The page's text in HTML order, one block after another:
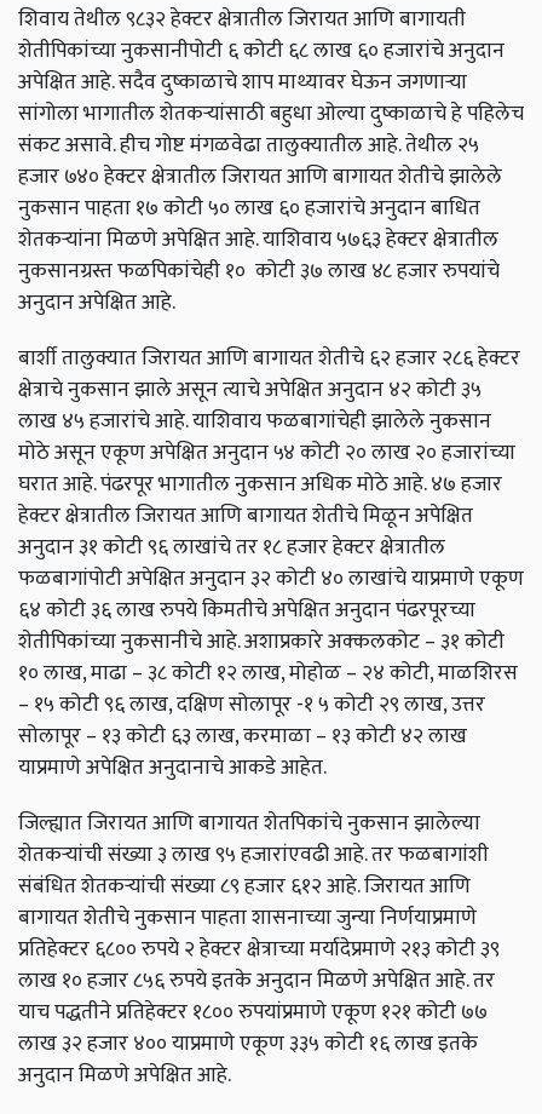
शिवाय तेथील ९८३२ हेक्टर क्षेत्रातील जिरायत आणि बागायती
शेतीपिकांच्या नुकसानीपोटी ६ कोटी ६८ लाख ६० हजारांचे अनुदान
अपेक्षित आहे. सदैव दुष्काळाचे शाप माथ्यावर घेऊन जगणाऱ्या
सांगोला भागातील शेतकऱ्यांसाठी बहुधा ओल्या दुष्काळाचे हे पहिलेच
संकट असावे. हीच गोष्ट मंगळवेढा तालुक्यातील आहे. तेथील २५
हजार ७४० हेक्टर क्षेत्रातील जिरायत आणि बागायत शेतीचे झालेले
नुकसान पाहता १७ कोटी ५० लाख ६० हजारांचे अनुदान बाधित
शेतकऱ्यांना मिळणे अपेक्षित आहे. याशिवाय ५७६३ हेक्टर क्षेत्रातील
नुकसानग्रस्त फळपिकांचेही १० कोटी ३७ लाख ४८ हजार रुपयांचे
अनुदान अपेक्षित आहे.
बार्शी तालुक्यात जिरायत आणि बागायत शेतीचे ६२ हजार २८६ हेक्टर
क्षेत्राचे नुकसान झाले असून त्याचे अपेक्षित अनुदान ४२ कोटी ३५
लाख ४५ हजारांचे आहे. याशिवाय फळबागांचेही झालेले नुकसान
मोठे असून एकूण अपेक्षित अनुदान ५४ कोटी २० लाख २० हजारांच्या
घरात आहे. पंढरपूर भागातील नुकसान अधिक मोठे आहे. ४७ हजार
हेक्टर क्षेत्रातील जिरायत आणि बागायत शेतीचे मिळून अपेक्षित
अनुदान ३१ कोटी ९६ लाखांचे तर १८ हजार हेक्टर क्षेत्रातील
फळबागांपोटी अपेक्षित अनुदान ३२ कोटी ४० लाखांचे याप्रमाणे एकूण
६४ कोटी ३६ लाख रुपये किमतीचे अपेक्षित अनुदान पंढरपूरच्या
शेतीपिकांच्या नुकसानीचे आहे. अशाप्रकारे अक्कलकोट – ३१ कोटी
१० लाख,माढा –३८ कोटी १२ लाख,मोहोळ – २४ कोटी,माळशिरस
– १५ कोटी ९६ लाख,दक्षिण सोलापूर -१ ५ कोटी २९ लाख,उत्तर
सोलापूर – १३ कोटी ६३ लाख,करमाळा – १३ कोटी ४२ लाख
याप्रमाणे अपेक्षित अनुदानाचे आकडे आहेत.
जिल्ह्यात जिरायत आणि बागायत शेतपिकांचे नुकसान झालेल्या
शेतकऱ्यांची संख्या ३ लाख ९५ हजारांएवढी आहे. तर फळबागांशी
संबंधित शेतकऱ्यांची संख्या ८९ हजार ६१२ आहे. जिरायत आणि
बागायत शेतीचे नुकसान पाहता शासनाच्या जुन्या निर्णयाप्रमाणे
प्रतिहेक्टर ६८०० रुपये २ हेक्टर क्षेत्राच्या मर्यादेप्रमाणे २१३ कोटी ३९
लाख १० हजार ८५६ रुपये इतके अनुदान मिळणे अपेक्षित आहे. तर
याच पद्धतीने प्रतिहेक्टर १८०० रुपयांप्रमाणे एकूण १२१ कोटी ७७
लाख ३२ हजार ४०० याप्रमाणे एकूण ३३५ कोटी १६ लाख इतके
अनुदान मिळणे अपेक्षित आहे.